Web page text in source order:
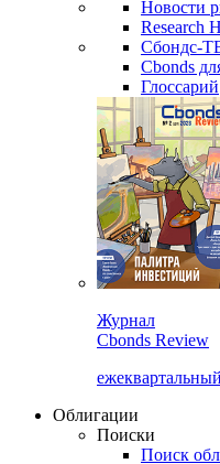
Новости & Research
Новости
Research
Сбондс-
Cbonds
Глоссарий
Cbonds Review